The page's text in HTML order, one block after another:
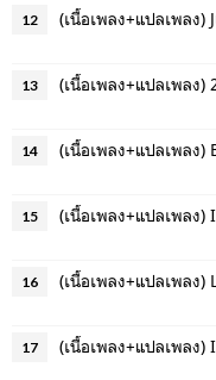
12 (เนื้อเพลง+แปลเพลง)
13 (เนื้อเพลง+แปลเพลง)
14 (เนื้อเพลง+แปลเพลง)
15
16 (เนื้อเพลง+แปลเพลง)
17 (เนื้อเพลง+แปลเพลง)